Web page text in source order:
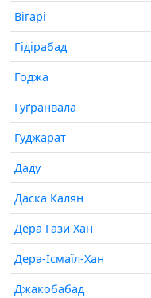
Вігарі
Гідірабад
Годжа
Гуґранвала
Гуджарат
Даду
Даска Калян
Дера Гази Хан
Дера-Ісмаїл-Хан
Джакобабад